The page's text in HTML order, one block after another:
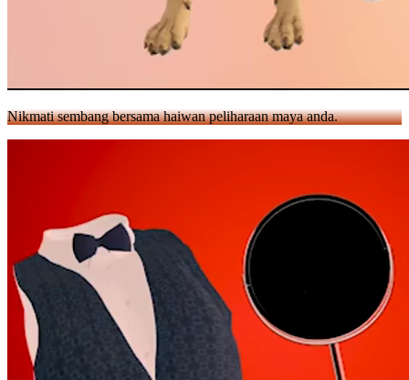
Nikmati sembang bersama haiwan peliharaan maya anda.